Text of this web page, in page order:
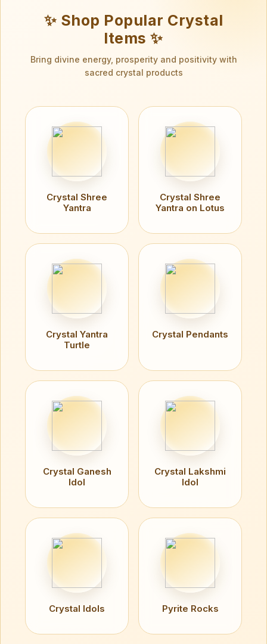
✨ Shop Popular Crystal
Items ✨
Bring divine energy, prosperity and positivity with
sacred crystal products
Crystal Shree
Yantra
Crystal Shree
Yantra on Lotus
Crystal Yantra
Turtle
Crystal Pendants
Crystal Ganesh
Idol
Crystal Lakshmi
Idol
Crystal Idols Pyrite Rocks